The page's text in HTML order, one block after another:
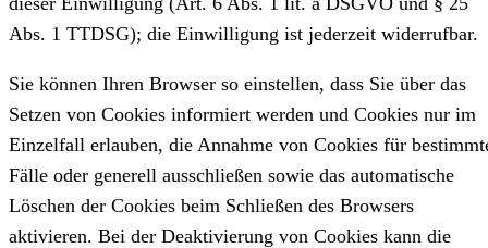
Abs. 1 TTDSG); die Einwilligung ist jederzeit widerrufbar.
Sie können Ihren Browser so einstellen, dass Sie über das
Setzen von Cookies informiert werden und Cookies nur im
Einzelfall erlauben, die Annahme von Cookies für
Fälle oder generell ausschließen sowie das automatische
Löschen der Cookies beim Schließen des Browsers
aktivieren. Bei der Deaktivierung von Cookies kann die